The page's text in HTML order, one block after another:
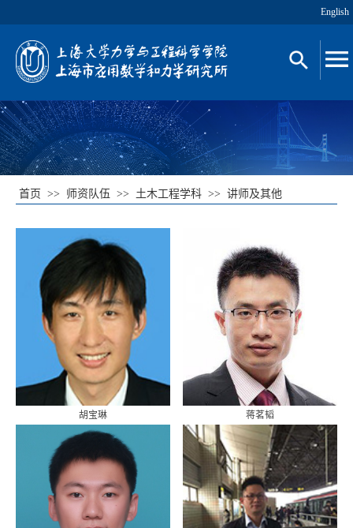
English
首页 >> 师资队伍 >> 土木工程学科 >> 讲师及其他
胡宝琳
讲师
蒋茗韬
讲师